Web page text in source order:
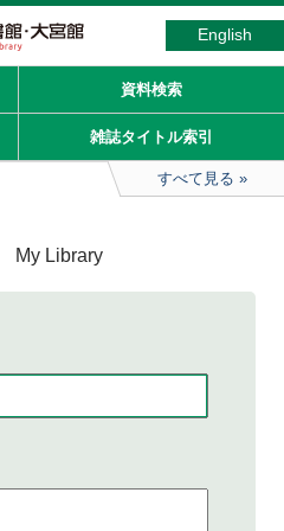
English
資料検索
雑誌タイトル索引
すべて見る
My Library